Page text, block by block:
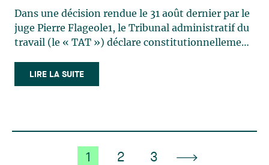
l’article 111.10 du Code du
travail inconstitutionnel
Dans une décision rendue le 31 août dernier par le
juge Pierre Flageole1, le Tribunal administratif du
travail (le « TAT ») déclare constitutionnellement
impose un pourcentage fixe minimal de salariés
devant demeurer en poste lors d’une grève
LIRE LA SUITE
1 2 3